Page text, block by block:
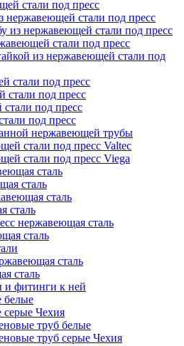
стали под пресс
стали под пресс
из нержавеющей стали под пресс
стали под пресс
из нержавеющей стали под
стали под пресс
под пресс
под пресс
под пресс
нержавеющей трубы
стали под пресс Valtec
стали под пресс Viega
сталь
сталь
сталь
сталь
нержавеющая сталь
сталь
сталь
сталь
и фитинги к ней
белые
Чехия
труб белые
труб серые Чехия